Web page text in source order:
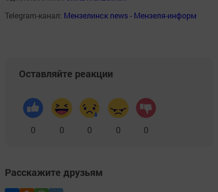
Telegram-канал: Мензелинск news - Мензеля-информ
Оставляйте реакции
0 0 0 0 0
Расскажите друзьям